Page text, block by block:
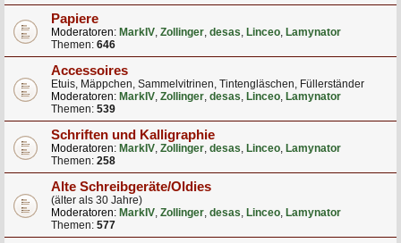
Papiere
Moderatoren: MarkIV, Zollinger, desas, Linceo, Lamynator
Themen: 646
Accessoires
Etuis, Mäppchen, Sammelvitrinen, Tintengläschen, Füllerständer
Moderatoren: MarkIV, Zollinger, desas, Linceo, Lamynator
Themen: 539
Schriften und Kalligraphie
Moderatoren: MarkIV, Zollinger, desas, Linceo, Lamynator
Themen: 258
Alte Schreibgeräte/Oldies
(älter als 30 Jahre)
Moderatoren: MarkIV, Zollinger, desas, Linceo, Lamynator
Themen: 577